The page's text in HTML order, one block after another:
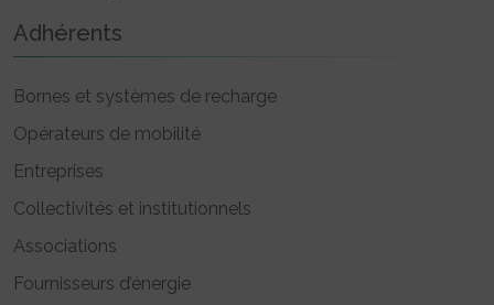
Adhérents
Bornes et systèmes de recharge
Opérateurs de mobilité
Entreprises
Collectivités et institutionnels
Associations
Fournisseurs d’énergie